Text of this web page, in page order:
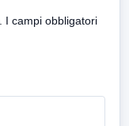
I campi obbligatori